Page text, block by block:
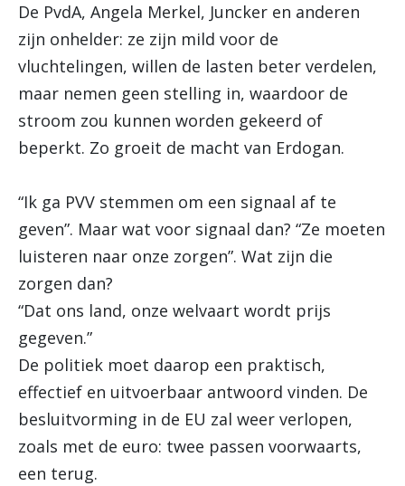
De PvdA, Angela Merkel, Juncker en anderen
zijn onhelder: ze zijn mild voor de
vluchtelingen, willen de lasten beter verdelen,
maar nemen geen stelling in, waardoor de
stroom zou kunnen worden gekeerd of
beperkt. Zo groeit de macht van Erdogan.
“Ik ga PVV stemmen om een signaal af te
geven”. Maar wat voor signaal dan? “Ze moeten
luisteren naar onze zorgen”. Wat zijn die
zorgen dan?
“Dat ons land, onze welvaart wordt prijs
gegeven.”
De politiek moet daarop een praktisch,
effectief en uitvoerbaar antwoord vinden. De
besluitvorming in de EU zal weer verlopen,
zoals met de euro: twee passen voorwaarts,
een terug.